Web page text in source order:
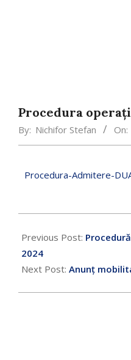
Procedura
By: Nichifor Stefan On:
Procedura-Admitere-
Previous Post:
2024
Next Post: Anunț